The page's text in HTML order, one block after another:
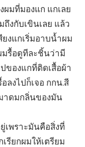
ผมที่มองแก แกเลย
งกับเขินเลย แล้ว
งแกเริ่มอาบน้ำผม
มรื้อดูทีละชิ้นว่ามี
ของแกที่ติดเสื้อผ้า
ลงไปก็เจอ กกน.สี
าดมกลิ่นของมัน
เพราะมันคือสิ่งที่
รียกผมให้เตรียม